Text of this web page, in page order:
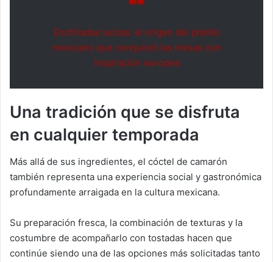
Enchiladas suizas: el origen del platillo
mexicano que conquistó las mesas con
inspiración europea
Una tradición que se disfruta
en cualquier temporada
Más allá de sus ingredientes, el cóctel de camarón
también representa una experiencia social y gastronómica
profundamente arraigada en la cultura mexicana.
Su preparación fresca, la combinación de texturas y la
costumbre de acompañarlo con tostadas hacen que
continúe siendo una de las opciones más solicitadas tanto